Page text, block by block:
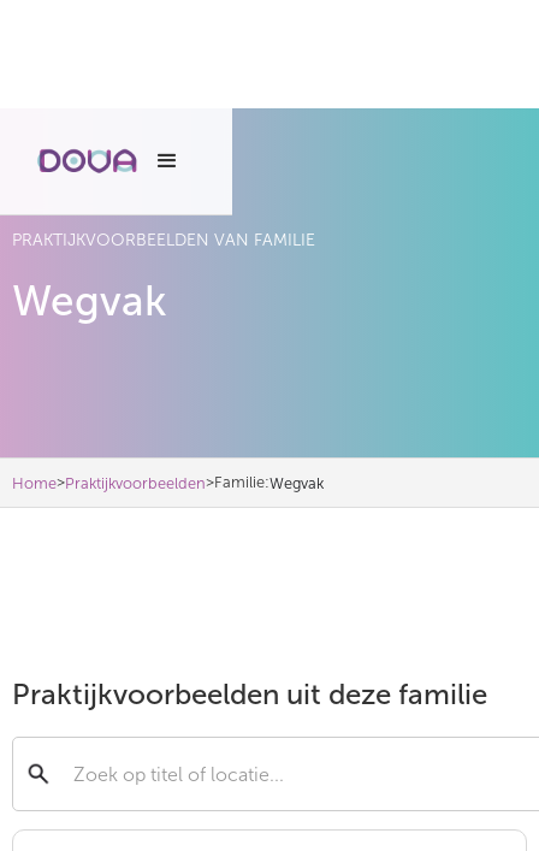
PRAKTIJKVOORBEELDEN VAN FAMILIE
Wegvak
Home>Praktijkvoorbeelden>Familie:Wegvak
Praktijkvoorbeelden uit deze familie